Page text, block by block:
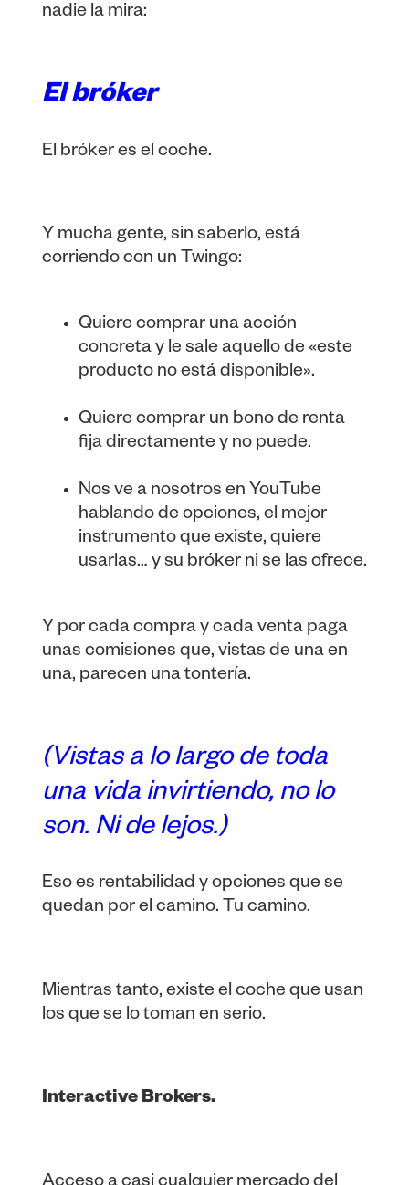
nadie la mira:
El bróker
El bróker es el coche.
Y mucha gente, sin saberlo, está
corriendo con un Twingo:
Quiere comprar una acción
concreta y le sale aquello de «este
producto no está disponible».
Quiere comprar un bono de renta
fija directamente y no puede.
Nos ve a nosotros en YouTube
hablando de opciones, el mejor
instrumento que existe, quiere
usarlas… y su bróker ni se las ofrece.
Y por cada compra y cada venta paga
unas comisiones que, vistas de una en
una, parecen una tontería.
(Vistas a lo largo de toda
una vida invirtiendo, no lo
son. Ni de lejos.)
Eso es rentabilidad y opciones que se
quedan por el camino. Tu camino.
Mientras tanto, existe el coche que usan
los que se lo toman en serio.
Interactive Brokers.